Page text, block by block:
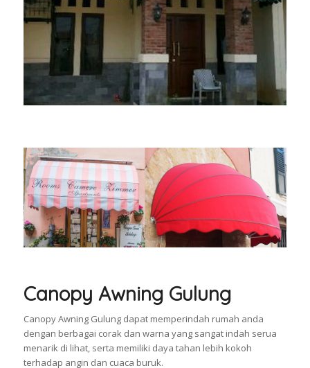
Canopy Awning Gulung
Canopy Awning Gulung dapat memperindah rumah anda
dengan berbagai corak dan warna yang sangat indah serua
menarik di lihat, serta memiliki daya tahan lebih kokoh
terhadap angin dan cuaca buruk.